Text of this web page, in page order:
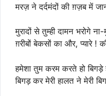
मरज़ ने दर्दमंदों की ग़ज़ब में
मुरादों से तुम्ही दामन भरोगे
ग़रीबों बेकसों का और, प्यारे !
हमेशा तुम करम करते हो बिगड़े
बिगड़ कर मेरी हालत ने मेरी